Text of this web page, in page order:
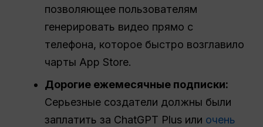
позволяющее пользователям
генерировать видео прямо с
телефона, которое быстро возглавило
чарты App Store.
Дорогие ежемесячные подписки:
Серьезные создатели должны были
заплатить за ChatGPT Plus или очень